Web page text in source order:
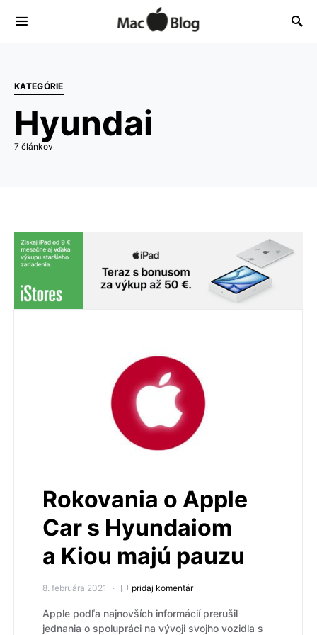
KATEGÓRIE
Hyundai
7 článkov
Rokovania o Apple
Car s Hyundaiom
a Kiou majú pauzu
8. februára 2021 pridaj komentár
Apple podľa najnovších informácií prerušil
jednania o spolupráci na vývoji svojho vozidla s